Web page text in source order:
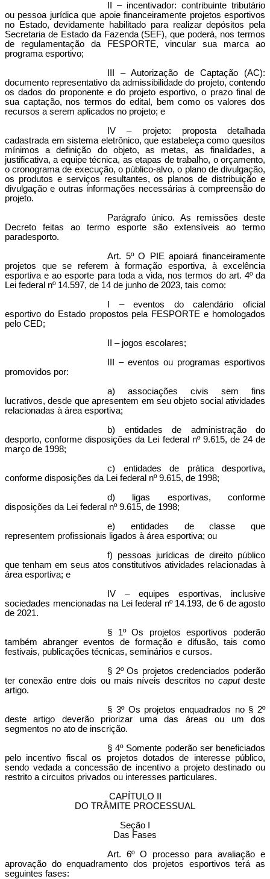
II – incentivador: contribuinte tributário
ou pessoa jurídica que apoie financeiramente projetos esportivos
no Estado, devidamente habilitado para realizar depósitos pela
Secretaria de Estado da Fazenda (SEF), que poderá, nos termos
de regulamentação da FESPORTE, vincular sua marca ao
programa esportivo;
III – Autorização de Captação (AC):
documento representativo da admissibilidade do projeto, contendo
os dados do proponente e do projeto esportivo, o prazo final de
sua captação, nos termos do edital, bem como os valores dos
recursos a serem aplicados no projeto; e
IV – projeto: proposta detalhada
cadastrada em sistema eletrônico, que estabeleça como quesitos
mínimos a definição do objeto, as metas, as finalidades, a
justificativa, a equipe técnica, as etapas de trabalho, o orçamento,
o cronograma de execução, o público-alvo, o plano de divulgação,
os produtos e serviços resultantes, os planos de distribuição e
divulgação e outras informações necessárias à compreensão do
projeto.
Parágrafo único. As remissões deste
Decreto feitas ao termo esporte são extensíveis ao termo
paradesporto.
Art. 5º O PIE apoiará financeiramente
projetos que se referem à formação esportiva, à excelência
esportiva e ao esporte para toda a vida, nos termos do art. 4º da
Lei federal nº 14.597, de 14 de junho de 2023, tais como:
I – eventos do calendário oficial
esportivo do Estado propostos pela FESPORTE e homologados
pelo CED;
II – jogos escolares;
III – eventos ou programas esportivos
promovidos por:
a) associações civis sem fins
lucrativos, desde que apresentem em seu objeto social atividades
relacionadas à área esportiva;
b) entidades de administração do
desporto, conforme disposições da Lei federal nº 9.615, de 24 de
março de 1998;
c) entidades de prática desportiva,
conforme disposições da Lei federal nº 9.615, de 1998;
d) ligas esportivas, conforme
disposições da Lei federal nº 9.615, de 1998;
e) entidades de classe que
representem profissionais ligados à área esportiva; ou
f) pessoas jurídicas de direito público
que tenham em seus atos constitutivos atividades relacionadas à
área esportiva; e
IV – equipes esportivas, inclusive
sociedades mencionadas na Lei federal nº 14.193, de 6 de agosto
de 2021.
§ 1º Os projetos esportivos poderão
também abranger eventos de formação e difusão, tais como
festivais, publicações técnicas, seminários e cursos.
§ 2º Os projetos credenciados poderão
ter conexão entre dois ou mais níveis descritos no caputdeste
artigo.
§ 3º Os projetos enquadrados no § 2º
deste artigo deverão priorizar uma das áreas ou um dos
segmentos no ato de inscrição.
§ 4º Somente poderão ser beneficiados
pelo incentivo fiscal os projetos dotados de interesse público,
sendo vedada a concessão de incentivo a projeto destinado ou
restrito a circuitos privados ou interesses particulares.
CAPÍTULO II
DO TRÂMITE PROCESSUAL
Seção I
Das Fases
Art. 6º O processo para avaliação e
aprovação do enquadramento dos projetos esportivos terá as
seguintes fases: